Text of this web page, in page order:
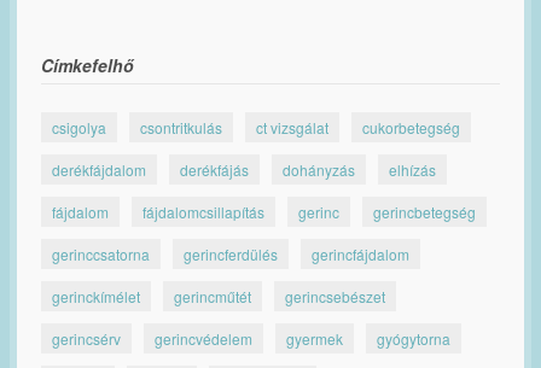
Címkefelhő
csigolya csontritkulás ct vizsgálat cukorbetegség
derékfájdalom derékfájás dohányzás elhízás
fájdalom fájdalomcsillapítás gerinc gerincbetegség
gerinccsatorna gerincferdülés gerincfájdalom
gerinckímélet gerincműtét gerincsebészet
gerincsérv gerincvédelem gyermek gyógytorna